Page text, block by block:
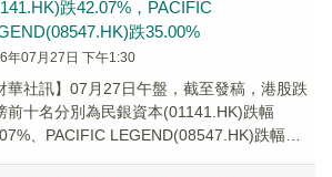
跌42.07%，PACIFIC
跌35.00%
年07月27日 下午1:30
華社訊】07月27日午盤，截至發稿，港股跌
前十名分別為民銀資本(01141.HK)跌幅
、PACIFIC LEGEND(08547.HK)跌幅